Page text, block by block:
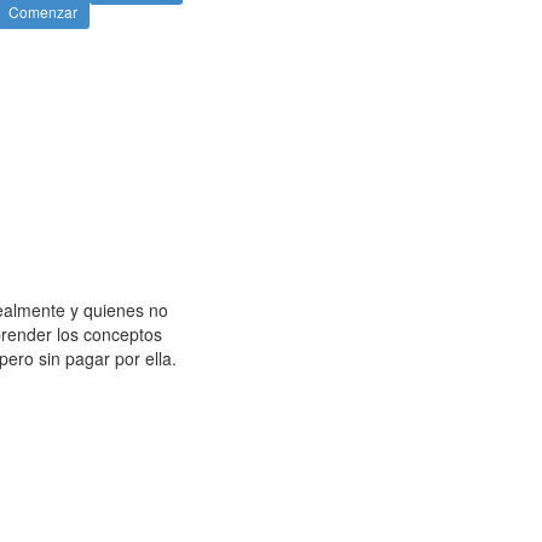
Comenzar
y quienes no
los conceptos
sin pagar por ella.